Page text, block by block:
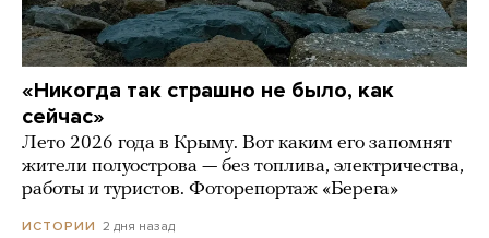
«Никогда так страшно не было, как
сейчас»
Лето 2026 года в Крыму. Вот каким его запомнят
жители полуострова — без топлива, электричества,
работы и туристов. Фоторепортаж «Берега»
ИСТОРИИ 2 дня назад